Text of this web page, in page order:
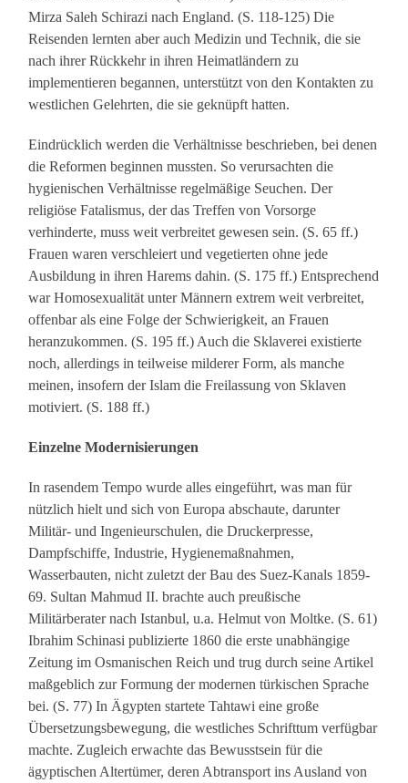
Mirza Saleh Schirazi nach England. (S. 118-125) Die
Reisenden lernten aber auch Medizin und Technik, die sie
nach ihrer Rückkehr in ihren Heimatländern zu
implementieren begannen, unterstützt von den Kontakten zu
westlichen Gelehrten, die sie geknüpft hatten.
Eindrücklich werden die Verhältnisse beschrieben, bei denen
die Reformen beginnen mussten. So verursachten die
hygienischen Verhältnisse regelmäßige Seuchen. Der
religiöse Fatalismus, der das Treffen von Vorsorge
verhinderte, muss weit verbreitet gewesen sein. (S. 65 ff.)
Frauen waren verschleiert und vegetierten ohne jede
Ausbildung in ihren Harems dahin. (S. 175 ff.) Entsprechend
war Homosexualität unter Männern extrem weit verbreitet,
offenbar als eine Folge der Schwierigkeit, an Frauen
heranzukommen. (S. 195 ff.) Auch die Sklaverei existierte
noch, allerdings in teilweise milderer Form, als manche
meinen, insofern der Islam die Freilassung von Sklaven
motiviert. (S. 188 ff.)
Einzelne Modernisierungen
In rasendem Tempo wurde alles eingeführt, was man für
nützlich hielt und sich von Europa abschaute, darunter
Militär- und Ingenieurschulen, die Druckerpresse,
Dampfschiffe, Industrie, Hygienemaßnahmen,
Wasserbauten, nicht zuletzt der Bau des Suez-Kanals 1859-
69. Sultan Mahmud II. brachte auch preußische
Militärberater nach Istanbul, u.a. Helmut von Moltke. (S. 61)
Ibrahim Schinasi publizierte 1860 die erste unabhängige
Zeitung im Osmanischen Reich und trug durch seine Artikel
maßgeblich zur Formung der modernen türkischen Sprache
bei. (S. 77) In Ägypten startete Tahtawi eine große
Übersetzungsbewegung, die westliches Schrifttum verfügbar
machte. Zugleich erwachte das Bewusstsein für die
ägyptischen Altertümer, deren Abtransport ins Ausland von